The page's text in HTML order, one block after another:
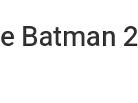
Batman 2